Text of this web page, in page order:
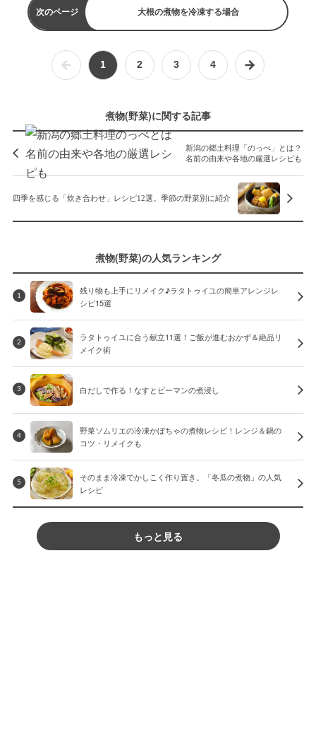
次のページ 大根の煮物を冷凍する場合
1 2 3 4
煮物(野菜)に関する記事
新潟の郷土料理「のっぺ」とは？
名前の由来や各地の厳選レシピも
四季を感じる「炊き合わせ」レシピ12選。季節の野菜別に紹介
煮物(野菜)の人気ランキング
1
残り物も上手にリメイク♪ラタトゥイユの簡単アレンジレ
シピ15選
2
ラタトゥイユに合う献立11選！ご飯が進むおかず＆絶品リ
メイク術
3 白だしで作る！なすとピーマンの煮浸し
4
野菜ソムリエの冷凍かぼちゃの煮物レシピ！レンジ＆鍋の
コツ・リメイクも
5
そのまま冷凍でかしこく作り置き。「冬瓜の煮物」の人気
レシピ
もっと見る